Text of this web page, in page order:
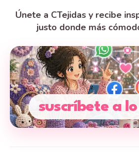
Únete a CTejidas y recibe
justo donde más
suscríbete a